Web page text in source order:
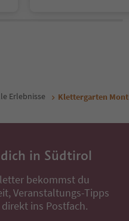
Erlebnisse Klettergarten
in Südtirol
bekommst du
Veranstaltungs-Tipps
ins Postfach.